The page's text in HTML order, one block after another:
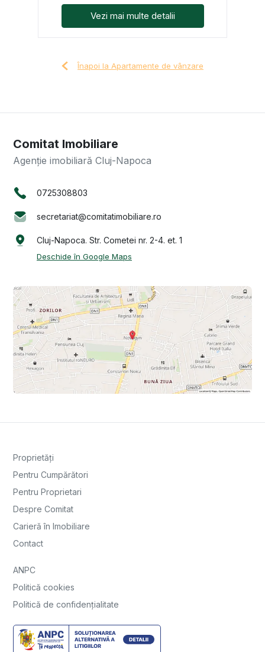
Vezi mai multe detalii
Înapoi la Apartamente de vânzare
Comitat Imobiliare
Agenție imobiliară Cluj-Napoca
0725308803
secretariat@comitatimobiliare.ro
Cluj-Napoca. Str. Cometei nr. 2-4. et. 1
Deschide în Google Maps
Proprietăți
Pentru Cumpărători
Pentru Proprietari
Despre Comitat
Carieră în Imobiliare
Contact
ANPC
Politică cookies
Politică de confidențialitate